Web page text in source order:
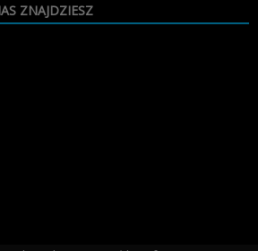
ZNAJDZIESZ